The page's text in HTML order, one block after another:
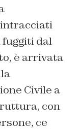
fuggiti dal
è arrivata
Civile a
con
ce